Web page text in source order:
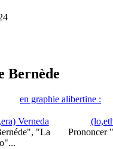
Bernède
en graphie alibertine :
Verneda
"La
Prononcer